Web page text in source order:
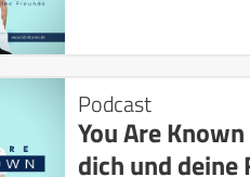
Podcast
You Are
dich und deine